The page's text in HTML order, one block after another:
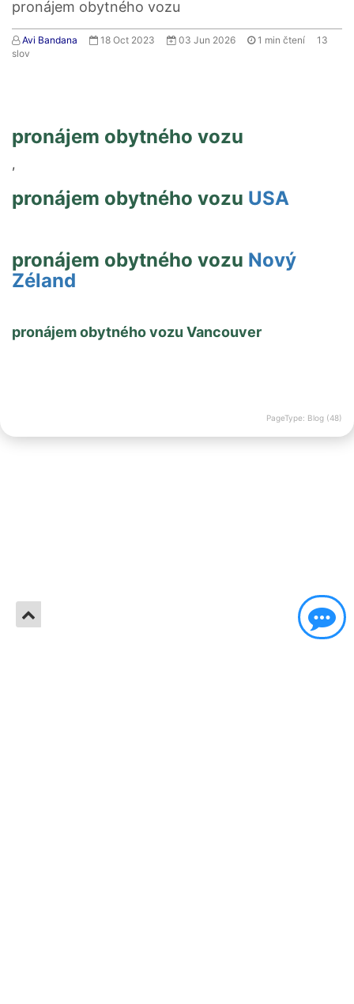
pronájem obytného vozu
Avi Bandana 18 Oct 2023 03 Jun 2026 1 min čtení
13
slov
pronájem obytného vozu
,
pronájem obytného vozu USA
pronájem obytného vozu Nový
Zéland
pronájem obytného vozu Vancouver
PageType: Blog (48)